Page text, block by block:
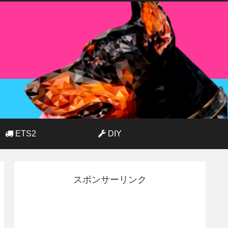
ETS2 DIY
スポンサーリンク